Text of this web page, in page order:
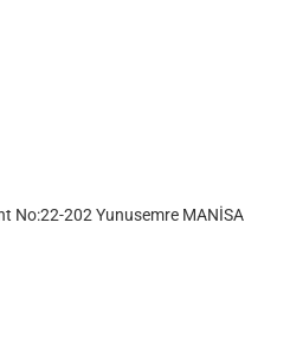
No:22-202 Yunusemre MANİSA